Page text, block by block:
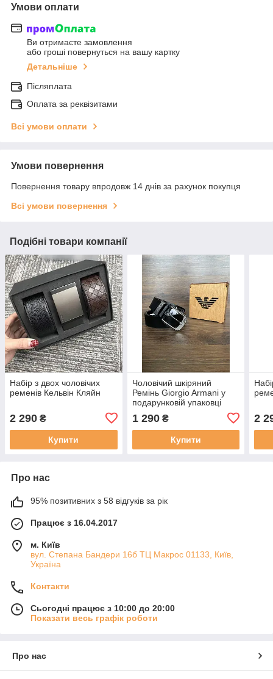
Умови оплати
Ви отримаєте замовлення
або гроші повернуться на вашу картку
Детальніше
Післяплата
Оплата за реквізитами
Всі умови оплати
Умови повернення
Повернення товару впродовж 14 днів за рахунок покупця
Всі умови повернення
Подібні товари компанії
Набір з двох чоловічих
ременів Кельвін Кляйн
2 290 ₴
Купити
Чоловічий шкіряний
Ремінь Giorgio Armani у
подарунковій упаковці
1 290₴
Купити
2
Про нас
95% позитивних з 58 відгуків за рік
Працює з 16.04.2017
м. Київ
вул. Степана Бандери 16б ТЦ Макрос 01133, Київ,
Україна
Контакти
Сьогодні працює з 10:00 до 20:00
Показати весь графік роботи
Про нас